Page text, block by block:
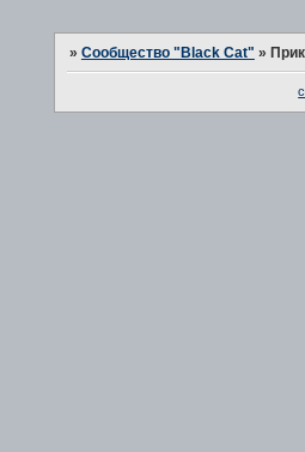
» Сообщество "Black Cat" »